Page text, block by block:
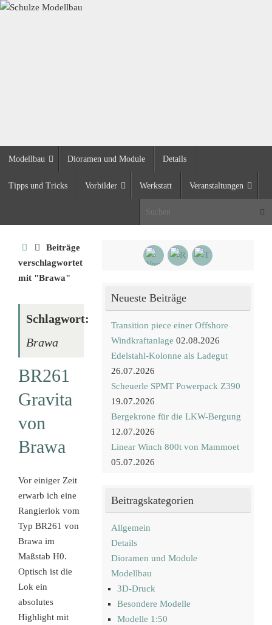
Zum
Inhalt
Modellbau Dioramen und Module Details
Tipps und Tricks Vorbilder Werkstatt Veranstaltungen
StartBeiträge
verschlagwortet
mit "Brawa"
Schlagwort:
Brawa
BR261
Gravita
von
Brawa
Vor einiger Zeit
erwarb ich eine
Rangierlok vom
Typ BR261 von
Brawa im
Maßstab H0.
Optisch ist die
Lok ein
absolutes
Highlight mit
Neueste Beiträge
Transition piece einer Offshore
Windkraftanlage 02.08.2026
Edelstahl-Kolonne als Ladegut
26.07.2026
Scheuerle SPMT Powerpack Z390
19.07.2026
Bergekrone für die LKW-Bergung
12.07.2026
Linear Winch 800t von Mammoet
05.07.2026
Beitragskategorien
Allgemein
Details
Dioramen und Module
Modellbau
3D-Druck
Besondere Modelle
Modelle 1:50